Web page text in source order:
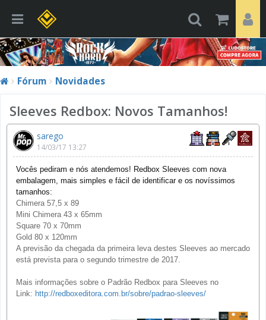
Fórum Novidades
Sleeves Redbox: Novos Tamanhos!
sarego
14/03/17 13:27
Vocês pediram e nós atendemos! Redbox Sleeves com nova
embalagem, mais simples e fácil de identificar e os novíssimos
tamanhos:
Chimera 57,5 x 89
Mini Chimera 43 x 65mm
Square 70 x 70mm
Gold 80 x 120mm
A previsão da chegada da primeira leva destes Sleeves ao mercado
está prevista para o segundo trimestre de 2017.
Mais informações sobre o Padrão Redbox para Sleeves no
Link: http://redboxeditora.com.br/sobre/padrao-sleeves/